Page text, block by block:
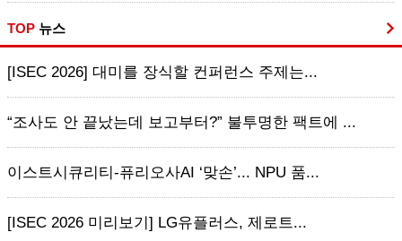
TOP 뉴스
[ISEC 2026] 대미를 장식할 컨퍼런스 주제는...
“조사도 안 끝났는데 보고부터?” 불투명한 팩트에 ...
이스트시큐리티-퓨리오사AI ‘맞손’... NPU 품...
[ISEC 2026 미리보기] LG유플러스, 제로트...